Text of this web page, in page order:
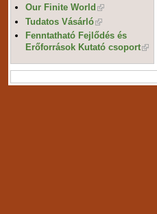
Our Finite World
Tudatos Vásárló
Fenntatható Fejlődés és
Erőforrások Kutató csoport